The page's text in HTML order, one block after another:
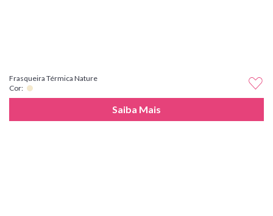
Frasqueira Térmica Nature
Cor:
Saiba Mais